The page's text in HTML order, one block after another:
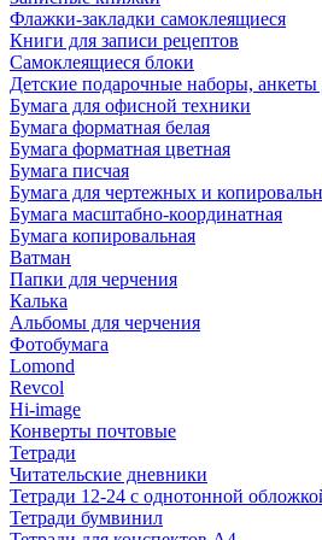
Флажки-закладки самоклеящиеся
Книги для записи рецептов
Самоклеящиеся блоки
Детские подарочные наборы,
Бумага для офисной техники
Бумага форматная белая
Бумага форматная цветная
Бумага писчая
Бумага для чертежных и
Бумага масштабно-координатная
Бумага копировальная
Ватман
Папки для черчения
Калька
Альбомы для черчения
Фотобумага
Lomond
Revcol
Hi-image
Конверты почтовые
Тетради
Читательские дневники
Тетради 12-24 с однотонной
Тетради бумвинил